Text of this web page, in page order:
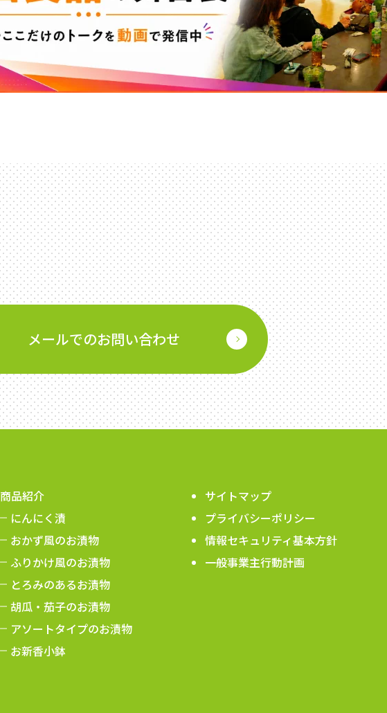
メールでのお問い合わせ
商品紹介
にんにく漬
おかず風のお漬物
ふりかけ風のお漬物
とろみのあるお漬物
胡瓜・茄子のお漬物
アソートタイプのお漬物
お新香小鉢
サイトマップ
プライバシーポリシー
情報セキュリティ基本方針
一般事業主行動計画